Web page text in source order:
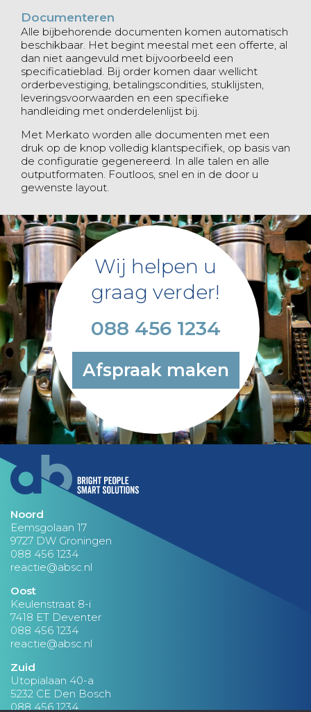
Documenteren
Alle bijbehorende documenten komen automatisch
beschikbaar. Het begint meestal met een offerte, al
dan niet aangevuld met bijvoorbeeld een
specificatieblad. Bij order komen daar wellicht
orderbevestiging, betalingscondities, stuklijsten,
leveringsvoorwaarden en een specifieke
handleiding met onderdelenlijst bij.
Met Merkato worden alle documenten met een
druk op de knop volledig klantspecifiek, op basis van
de configuratie gegenereerd. In alle talen en alle
outputformaten. Foutloos, snel en in de door u
gewenste layout.
Wij helpen u
graag verder!
088 456 1234
Afspraak maken
Noord
Eemsgolaan 17
9727 DW Groningen
088 456 1234
reactie@absc.nl
Oost
Keulenstraat 8-i
7418 ET Deventer
088 456 1234
reactie@absc.nl
Zuid
Utopialaan 40-a
5232 CE Den Bosch
088 456 1234